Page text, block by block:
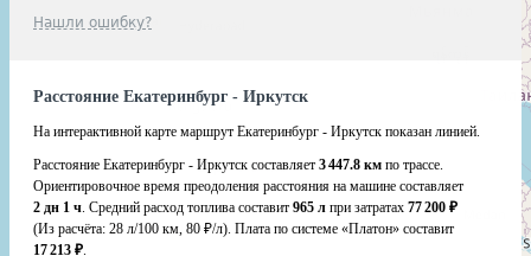
Нашли ошибку?
Расстояние Екатеринбург - Иркутск
На интерактивной карте маршрут Екатеринбург - Иркутск показан линией.
Расстояние Екатеринбург - Иркутск составляет 3 447.8 км по трассе.
Ориентировочное время преодоления расстояния на машине составляет
2 дн 1 ч. Средний расход топлива составит 965 л при затратах 77 200 ₽
(Из расчёта: 28 л/100 км, 80 ₽/л). Плата по системе «Платон» составит
17 213 ₽.